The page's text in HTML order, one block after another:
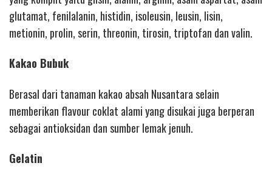
glutamat, fenilalanin, histidin, isoleusin, leusin, lisin,
metionin, prolin, serin, threonin, tirosin, triptofan dan valin.
Kakao Bubuk
Berasal dari tanaman kakao absah Nusantara selain
memberikan flavour coklat alami yang disukai juga berperan
sebagai antioksidan dan sumber lemak jenuh.
Gelatin